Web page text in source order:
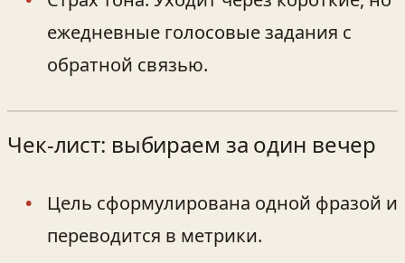
ежедневные голосовые задания с
обратной связью.
Чек‑лист: выбираем за один вечер
Цель сформулирована одной фразой и
переводится в метрики.